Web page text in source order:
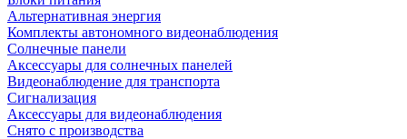
Альтернативная энергия
Комплекты автономного видеонаблюдения
Солнечные панели
Аксессуары для солнечных панелей
Видеонаблюдение для транспорта
Сигнализация
Аксессуары для видеонаблюдения
Снято с производства